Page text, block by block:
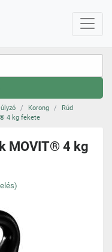
Korong
Rúd
4 kg fekete
MOVIT® 4 kg